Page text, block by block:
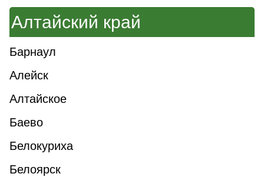
Алтайский край
Барнаул
Алейск
Алтайское
Баево
Белокуриха
Белоярск